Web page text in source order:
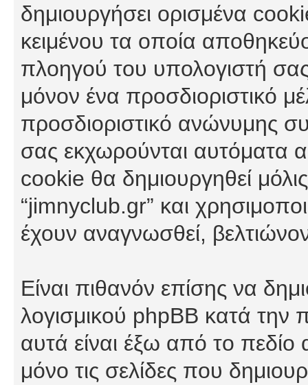
δημιουργήσει ορισμένα
κειμένου τα οποία
πλοηγού του υπολογιστή
μόνον ένα προσδιοριστικό
προσδιοριστικό ανώνυμης
σας εκχωρούνται αυτόματα
cookie θα δημιουργηθεί
“jimnyclub.gr” και
έχουν αναγνωσθεί,
Είναι πιθανόν επίσης να
λογισμικού phpBB κατά
αυτά είναι έξω από το
μόνο τις σελίδες που